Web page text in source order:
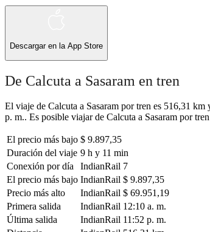
Descargar en la App Store
De Calcuta a Sasaram en tren
El viaje de Calcuta a Sasaram por tren es 516,31
p. m.. Es posible viajar de Calcuta a Sasaram por
El precio más bajo $ 9.897,35
Duración del viaje 9 h y 11 min
Conexión por día
IndianRail 7
El precio más bajo IndianRail $ 9.897,35
Precio más alto
IndianRail $ 69.951,19
Primera salida
IndianRail 12:10 a. m.
Última salida
IndianRail 11:52 p. m.